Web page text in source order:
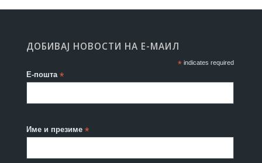
ДОБИВАЈ НОВОСТИ НА Е-МАИЛ
*indicates required
Е-пошта*
Име и презиме*